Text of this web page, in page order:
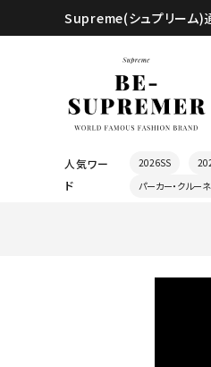
Supreme(シュプリーム
人気ワー
ド
2026SS
パーカー・クルー